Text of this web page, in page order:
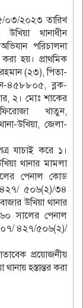
০৩/২০২৩ তারিখ
থানাধীন
পরিচালনা
হয়। প্রাথমিক
রহমান (২৩), পিতা-
৪৫৮৮০৫, ব্লক-
২। মোঃ শাকের
খাতুন,
উখিয়া, জেলা-
যাচাই করে ১।
থানার মামলা
পেনাল কোড
৫০৬(২)/৩৪
উখিয়া থানার
সালের পেনাল
৪২৭/৫০৬(২)/
প্রয়োজনীয়
হস্তান্তর করা